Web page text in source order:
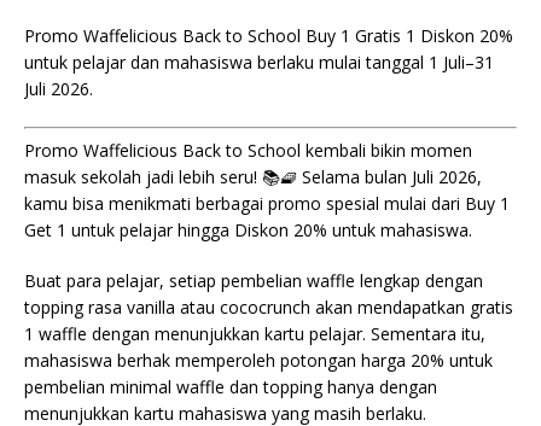
Promo Waffelicious Back to School Buy 1 Gratis 1 Diskon 20%
untuk pelajar dan mahasiswa berlaku mulai tanggal 1 Juli–31
Juli 2026.
Promo Waffelicious Back to School kembali bikin momen
masuk sekolah jadi lebih seru! 📚🧇 Selama bulan Juli 2026,
kamu bisa menikmati berbagai promo spesial mulai dari Buy 1
Get 1 untuk pelajar hingga Diskon 20% untuk mahasiswa.
Buat para pelajar, setiap pembelian waffle lengkap dengan
topping rasa vanilla atau cococrunch akan mendapatkan gratis
1 waffle dengan menunjukkan kartu pelajar. Sementara itu,
mahasiswa berhak memperoleh potongan harga 20% untuk
pembelian minimal waffle dan topping hanya dengan
menunjukkan kartu mahasiswa yang masih berlaku.